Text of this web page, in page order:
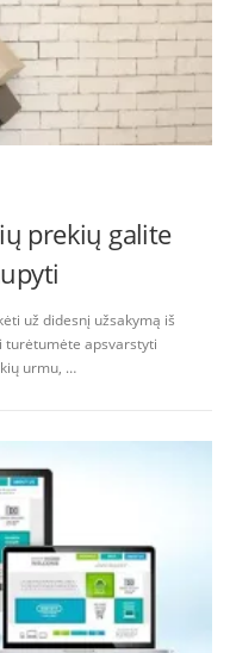
prekių galite
už didesnį užsakymą iš
turėtumėte apsvarstyti
urmu, …